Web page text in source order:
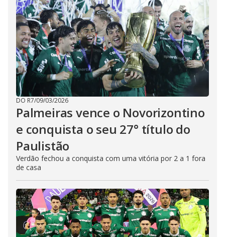
DO R7/09/03/2026
Palmeiras vence o Novorizontino
e conquista o seu 27° título do
Paulistão
Verdão fechou a conquista com uma vitória por 2 a 1 fora
de casa